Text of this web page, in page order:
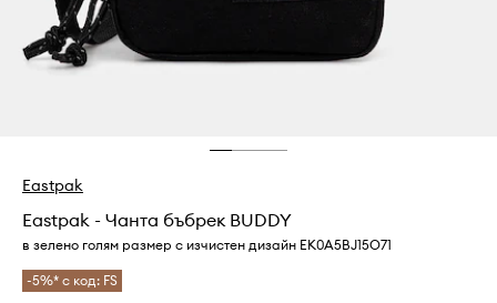
Eastpak
Eastpak - Чанта бъбрек BUDDY
в зелено голям размер с изчистен дизайн EK0A5BJ15O71
-5%* с код: FS